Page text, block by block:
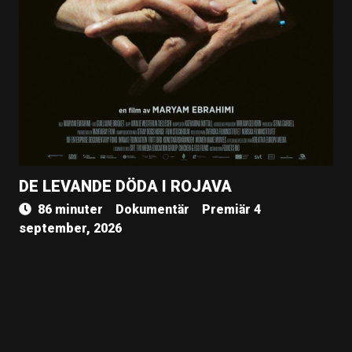
DE LEVANDE DÖDA I ROJAVA
86 minuter Dokumentär
Premiär 4
september, 2026